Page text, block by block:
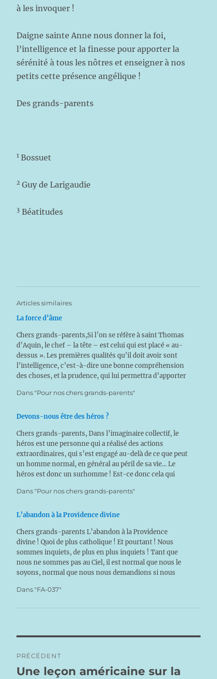
à les invoquer !
Daigne sainte Anne nous donner la foi,
l’intelligence et la finesse pour apporter la
sérénité à tous les nôtres et enseigner à nos
petits cette présence angélique !
Des grands-parents
1 Bossuet
2 Guy de Larigaudie
3 Béatitudes
Articles similaires
La force d’âme
Chers grands-parents,Si l’on se réfère à saint Thomas
d’Aquin, le chef – la tête – est celui qui est placé « au-
dessus ». Les premières qualités qu’il doit avoir sont
l’intelligence, c’est-à-dire une bonne compréhension
des choses, et la prudence, qui lui permettra d’apporter
Dans "Pour nos chers grands-parents"
Devons-nous être des héros ?
Chers grands-parents, Dans l’imaginaire collectif, le
héros est une personne qui a réalisé des actions
extraordinaires, qui s’est engagé au-delà de ce que peut
un homme normal, en général au péril de sa vie… Le
héros est donc un surhomme ! Est-ce donc cela qui
Dans "Pour nos chers grands-parents"
L’abandon à la Providence divine
Chers grands-parents L’abandon à la Providence
divine ! Quoi de plus catholique ! Et pourtant ! Nous
sommes inquiets, de plus en plus inquiets ! Tant que
nous ne sommes pas au Ciel, il est normal que nous le
soyons, normal que nous nous demandions si nous
Dans "FA-037"
de
PRÉCÉDENT
Publication
Une leçon américaine sur la